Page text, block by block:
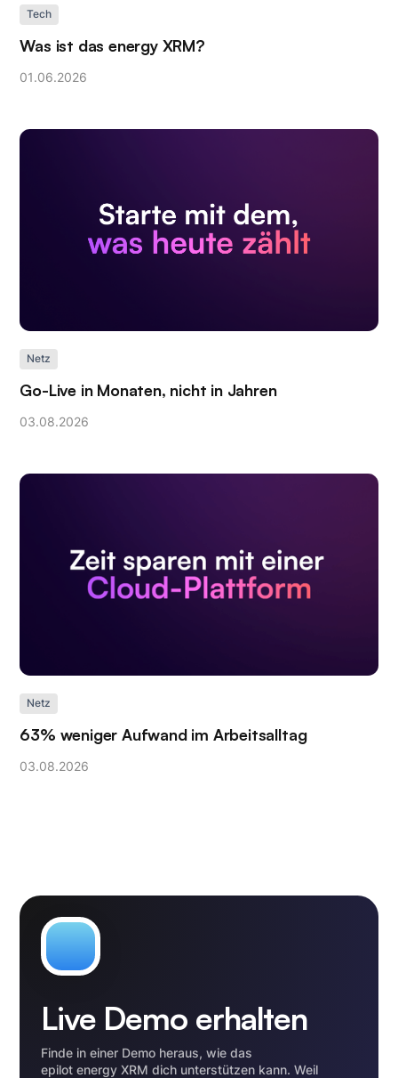
Tech
Was ist das energy XRM?
01.06.2026
Netz
Go-Live in Monaten, nicht in Jahren
03.08.2026
Netz
63% weniger Aufwand im Arbeitsalltag
03.08.2026
Live Demo erhalten
Finde in einer Demo heraus, wie das
epilot energy XRM dich unterstützen kann. Weil